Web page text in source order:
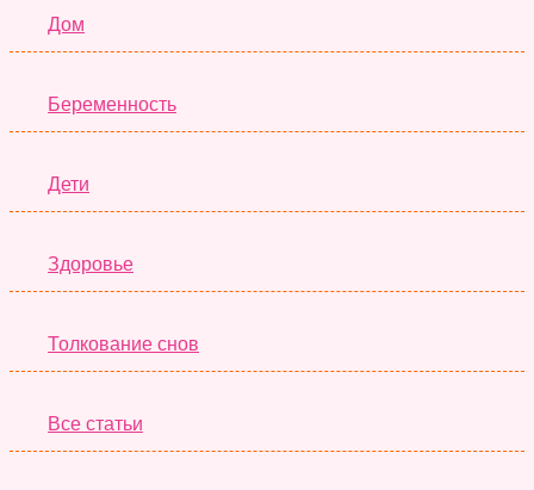
Дом
Беременность
Дети
Здоровье
Толкование снов
Все статьи